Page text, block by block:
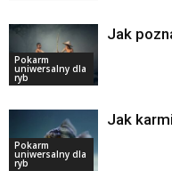
Pokarm
uniwersalny dla
ryb
Jak
Pokarm
uniwersalny dla
ryb
Jak